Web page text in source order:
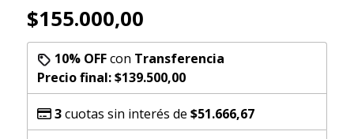
$155.000,00
10% OFFcon Transferencia
Precio final:$139.500,00
3cuotas sin interés de $51.666,67